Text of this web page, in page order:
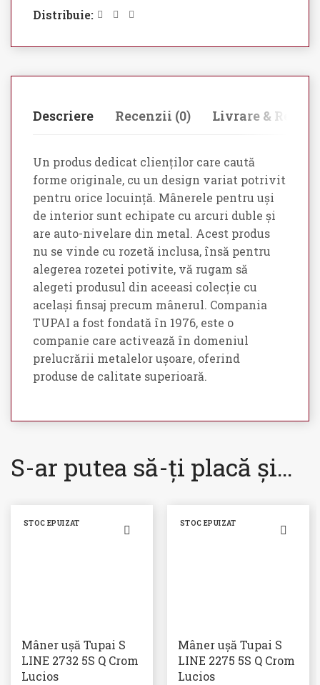
Distribuie:
Descriere Recenzii (0) Livrare & Retur
Un produs dedicat clienților care caută
forme originale, cu un design variat potrivit
pentru orice locuință. Mânerele pentru uși
de interior sunt echipate cu arcuri duble și
are auto-nivelare din metal. Acest produs
nu se vinde cu rozetă inclusa, însă pentru
alegerea rozetei potivite, vă rugam să
alegeti produsul din aceeasi colecție cu
același finsaj precum mânerul. Compania
TUPAI a fost fondată în 1976, este o
companie care activează în domeniul
prelucrării metalelor ușoare, oferind
produse de calitate superioară.
S-ar putea să-ți placă și…
STOC EPUIZAT
Mâner ușă Tupai S
LINE 2732 5S Q Crom
Lucios
STOC EPUIZAT
Mâner ușă Tupai S
LINE 2275 5S Q Crom
Lucios